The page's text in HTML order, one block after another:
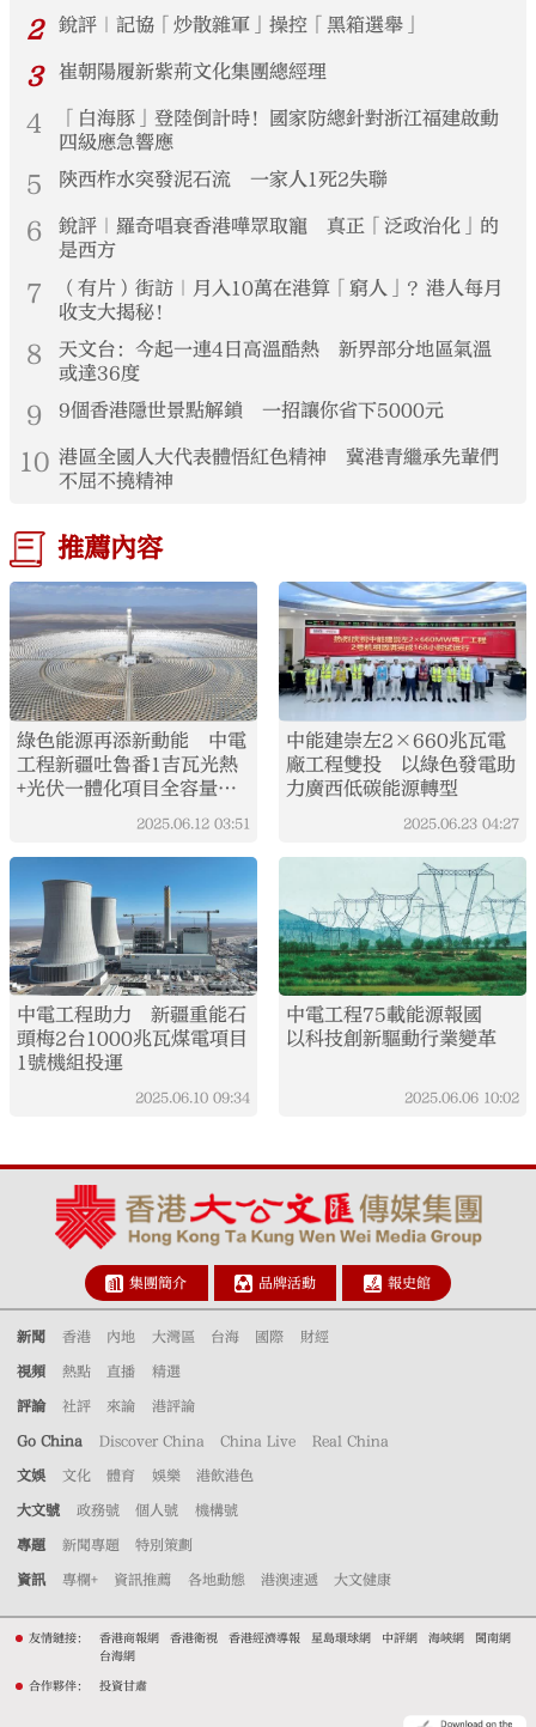
2 銳評｜記協「炒散雜軍」操控「黑箱選舉」
3 崔朝陽履新紫荊文化集團總經理
4
「白海豚」登陸倒計時！國家防總針對浙江福建啟動
四級應急響應
5 陝西柞水突發泥石流 一家人1死2失聯
6
銳評｜羅奇唱衰香港嘩眾取寵 真正「泛政治化」的
是西方
7
（有片）街訪｜月入10萬在港算「窮人」？港人每月
收支大揭秘！
8
天文台：今起一連4日高溫酷熱 新界部分地區氣溫
或達36度
9 9個香港隱世景點解鎖 一招讓你省下5000元
10 港區全國人大代表體悟紅色精神 冀港青繼承先輩們
不屈不撓精神
推薦內容
綠色能源再添新動能 中電
工程新疆吐魯番1吉瓦光熱
+光伏一體化項目全容量併
2025.06.12 03:51
中能建崇左2×660兆瓦電
廠工程雙投 以綠色發電助
力廣西低碳能源轉型
2025.06.23 04:27
中電工程助力 新疆重能石
頭梅2台1000兆瓦煤電項目
1號機組投運
2025.06.10 09:34
中電工程75載能源報國
以科技創新驅動行業變革
2025.06.06 10:02
集團簡介 品牌活動 報史館
新聞 香港 內地 大灣區 台海 國際 財經
視頻 熱點 直播 精選
評論 社評 來論 港評論
Go China Discover China China Live Real China
文娛 文化 體育 娛樂 港飲港色
大文號 政務號 個人號 機構號
專題 新聞專題 特別策劃
資訊 專欄+ 資訊推薦 各地動態 港澳速遞 大文健康
友情鏈接： 香港商報網 香港衛視 香港經濟導報 星島環球網 中評網 海峽網
閩南網
台海網
合作夥伴： 投資甘肅